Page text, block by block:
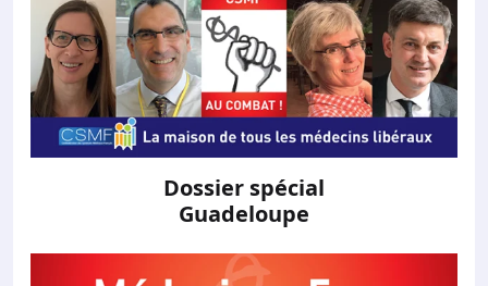
Dossier spécial
Guadeloupe